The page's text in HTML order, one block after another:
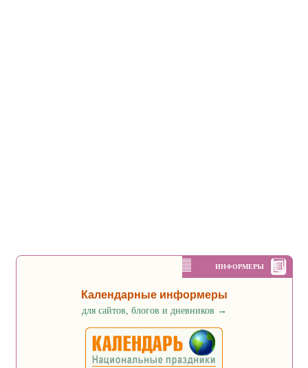
ИНФОРМЕРЫ
Календарные информеры
для сайтов, блогов и дневников →